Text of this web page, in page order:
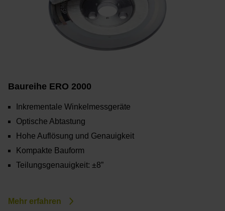
Baureihe ERO 2000
Inkrementale Winkelmessgeräte
Optische Abtastung
Hohe Auflösung und Genauigkeit
Kompakte Bauform
Teilungsgenauigkeit: ±8”
Mehr erfahren